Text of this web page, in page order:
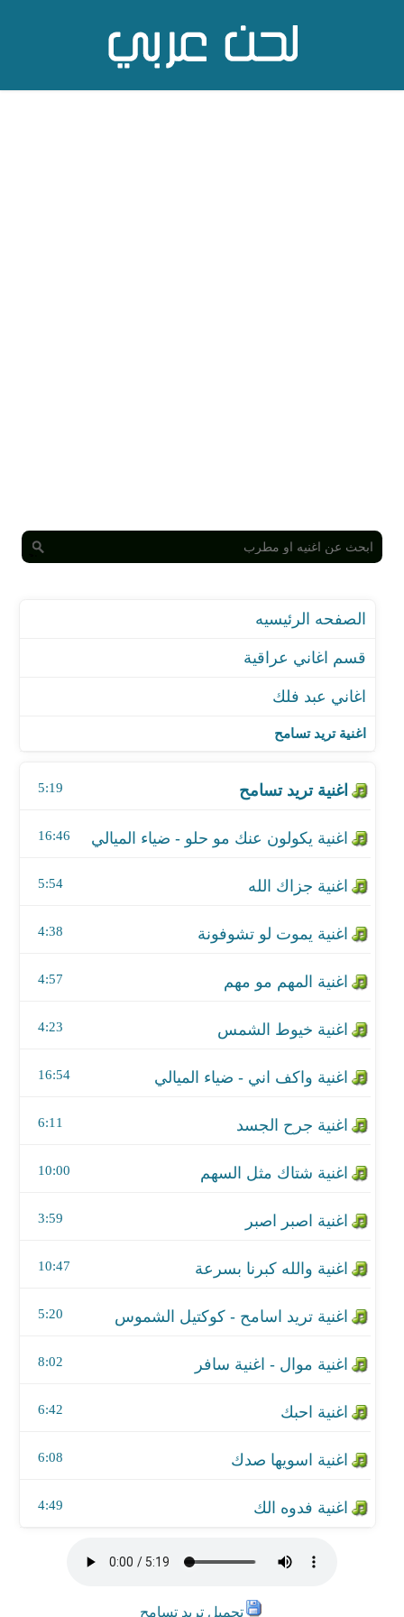
قسم اغاني عراقية
اغنية تريد تسامح
اغنية تريد تسامح
5:19
اغنية يكولون عنك مو حلو - ضياء الميالي
16:46
اغنية جزاك الله
5:54
4:38
4:57
4:23
16:54
اغنية جرح الجسد
6:11
10:00
3:59
10:47
5:20
اغنية موال - اغنية سافر
8:02
اغنية احبك
6:42
اغنية اسويها صدك
6:08
4:49
تحميل تريد تسامح